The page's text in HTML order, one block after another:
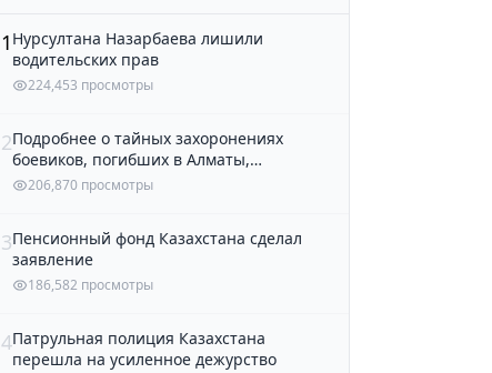
1 Нурсултана Назарбаева лишили
водительских прав
224,453 просмотры
2Подробнее о тайных захоронениях
боевиков, погибших в Алматы,
рассказали в полиции
206,870 просмотры
3Пенсионный фонд Казахстана сделал
заявление
186,582 просмотры
4Патрульная полиция Казахстана
перешла на усиленное дежурство